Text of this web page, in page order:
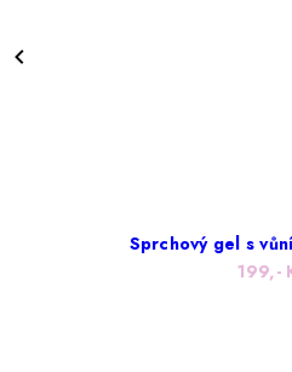
Sprchový gel s
199,-